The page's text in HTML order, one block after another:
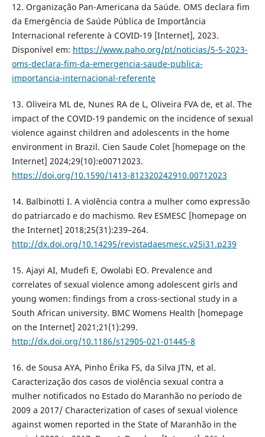
12. Organização Pan-Americana da Saúde. OMS declara fim
da Emergência de Saúde Pública de Importância
Internacional referente à COVID-19 [Internet], 2023.
Disponível em: https://www.paho.org/pt/noticias/5-5-2023-
oms-declara-fim-da-emergencia-saude-publica-
importancia-internacional-referente
13. Oliveira ML de, Nunes RA de L, Oliveira FVA de, et al. The
impact of the COVID-19 pandemic on the incidence of sexual
violence against children and adolescents in the home
environment in Brazil. Cien Saude Colet [homepage on the
Internet] 2024;29(10):e00712023.
https://doi.org/10.1590/1413-812320242910.00712023
14. Balbinotti I. A violência contra a mulher como expressão
do patriarcado e do machismo. Rev ESMESC [homepage on
the Internet] 2018;25(31):239–264.
http://dx.doi.org/10.14295/revistadaesmesc.v25i31.p239
15. Ajayi AI, Mudefi E, Owolabi EO. Prevalence and
correlates of sexual violence among adolescent girls and
young women: findings from a cross-sectional study in a
South African university. BMC Womens Health [homepage
on the Internet] 2021;21(1):299.
http://dx.doi.org/10.1186/s12905-021-01445-8
16. de Sousa AYA, Pinho Érika FS, da Silva JTN, et al.
Caracterização dos casos de violência sexual contra a
mulher notificados no Estado do Maranhão no período de
2009 a 2017/ Characterization of cases of sexual violence
against women reported in the State of Maranhão in the